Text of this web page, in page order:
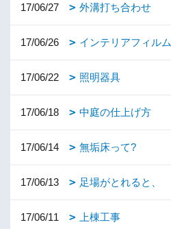
17/06/27 外溝打ち合わせ
17/06/26 インテリアフィルム
17/06/22 照明器具
17/06/18 中庭の仕上げ方
17/06/14 無垢床って?
17/06/13 足場がとれると、
17/06/11 上棟工事